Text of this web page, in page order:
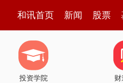
和讯首页 新闻 股票
投资学院 财